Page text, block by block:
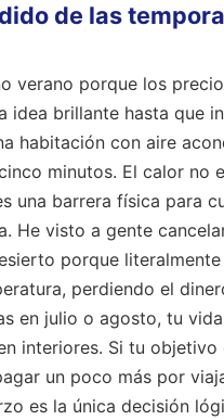
de las
verano porque los
idea brillante hasta que
habitación con aire
minutos. El calor no
una barrera física para
He visto a gente
porque
perdiendo el
en julio o agosto, tu
interiores. Si tu objetivo
un poco más por
es la única decisión